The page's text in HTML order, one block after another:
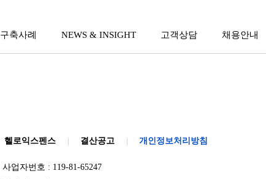
구축사례 NEWS & INSIGHT 고객상담 채용안내
헬로익스펜스 결산공고 개인정보처리방침
사업자번호 : 119-81-65247